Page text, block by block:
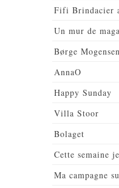
Fifi Brindacier
Un mur de
Børge Mogensen
AnnaO
Happy Sunday
Villa Stoor
Bolaget
Cette semaine
Ma campagne